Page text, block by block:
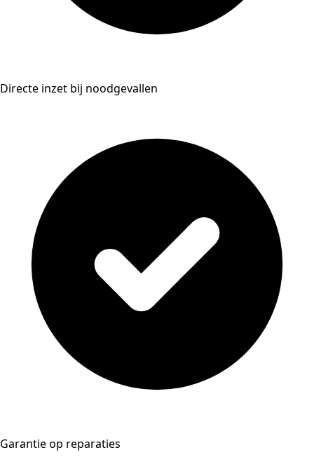
Directe inzet bij noodgevallen
Garantie op reparaties